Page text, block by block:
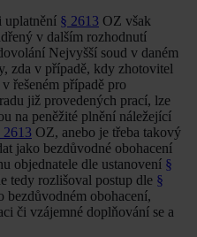
uplatnění § 2613 OZ však
v dalším rozhodnutí
Nejvyšší soud v daném
zda v případě, kdy zhotovitel
řešeném případě pro
již provedených prací, lze
na peněžité plnění náležející
2613 OZ, anebo je třeba takový
jako bezdůvodné obohacení
objednatele dle ustanovení §
tedy rozlišoval postup dle §
bezdůvodném obohacení,
či vzájemné doplňování se a